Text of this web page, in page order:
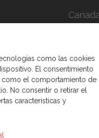
como las cookies
El consentimiento
como el comportamiento de
No consentir o retirar el
características y
España.